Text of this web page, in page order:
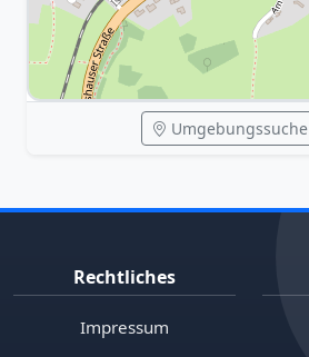
Umgebungssuche
Rechtliches
Impressum